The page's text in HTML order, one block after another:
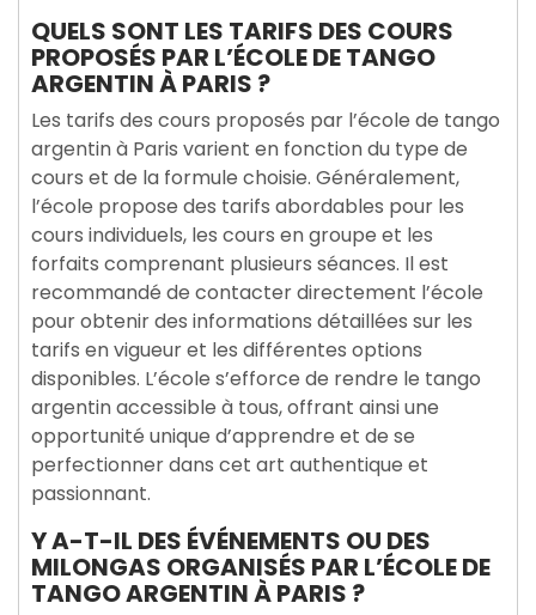
QUELS SONT LES TARIFS DES COURS
PROPOSÉS PAR L’ÉCOLE DE TANGO
ARGENTIN À PARIS ?
Les tarifs des cours proposés par l’école de tango
argentin à Paris varient en fonction du type de
cours et de la formule choisie. Généralement,
l’école propose des tarifs abordables pour les
cours individuels, les cours en groupe et les
forfaits comprenant plusieurs séances. Il est
recommandé de contacter directement l’école
pour obtenir des informations détaillées sur les
tarifs en vigueur et les différentes options
disponibles. L’école s’efforce de rendre le tango
argentin accessible à tous, offrant ainsi une
opportunité unique d’apprendre et de se
perfectionner dans cet art authentique et
passionnant.
Y A-T-IL DES ÉVÉNEMENTS OU DES
MILONGAS ORGANISÉS PAR L’ÉCOLE DE
TANGO ARGENTIN À PARIS ?